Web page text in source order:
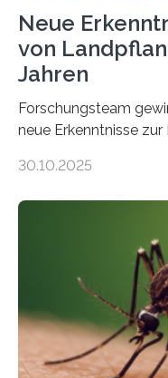
Neue
von
Jahren
Forschungsteam
neue Erkenntnisse
Landpflanzen zählen
Grünalgen, die vor
lebten. Unter den
die noch heute in
Süßwasseralge
dieser Gruppe bilden
mit scheibenförmiger
nächsten…
30.10.2025